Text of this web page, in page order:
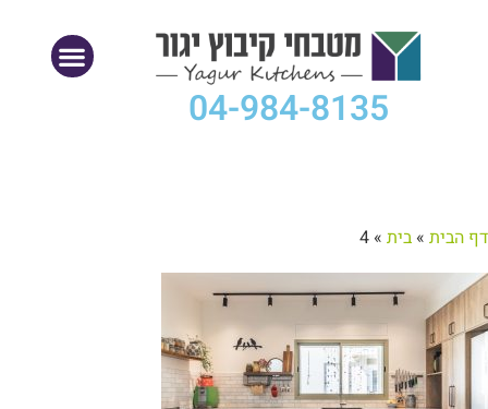
04-984-8135
דף הבית » בית »
4